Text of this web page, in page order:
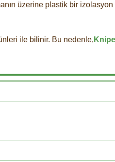
üzerine plastik bir
ile bilinir. Bu nedenle,